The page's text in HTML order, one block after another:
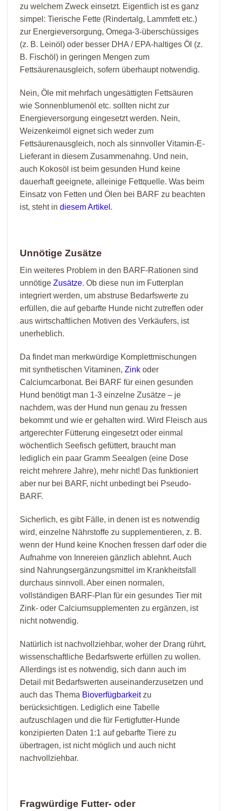
zu welchem Zweck einsetzt. Eigentlich ist es ganz
simpel: Tierische Fette (Rindertalg, Lammfett etc.)
zur Energieversorgung, Omega-3-überschüssiges
(z. B. Leinöl) oder besser DHA / EPA-haltiges Öl (z.
B. Fischöl) in geringen Mengen zum
Fettsäurenausgleich, sofern überhaupt notwendig.
Nein, Öle mit mehrfach ungesättigten Fettsäuren
wie Sonnenblumenöl etc. sollten nicht zur
Energieversorgung eingesetzt werden. Nein,
Weizenkeimöl eignet sich weder zum
Fettsäurenausgleich, noch als sinnvoller Vitamin-E-
Lieferant in diesem Zusammenahng. Und nein,
auch Kokosöl ist beim gesunden Hund keine
dauerhaft geeignete, alleinige Fettquelle. Was beim
Einsatz von Fetten und Ölen bei BARF zu beachten
ist, steht in diesem Artikel .
Unnötige Zusätze
Ein weiteres Problem in den BARF-Rationen sind
unnötige Zusätze. Ob diese nun im Futterplan
integriert werden, um abstruse Bedarfswerte zu
erfüllen, die auf gebarfte Hunde nicht zutreffen oder
aus wirtschaftlichen Motiven des Verkäufers, ist
unerheblich.
Da findet man merkwürdige Komplettmischungen
mit synthetischen Vitaminen, Zink oder
Calciumcarbonat. Bei BARF für einen gesunden
Hund benötigt man 1-3 einzelne Zusätze – je
nachdem, was der Hund nun genau zu fressen
bekommt und wie er gehalten wird. Wird Fleisch aus
artgerechter Fütterung eingesetzt oder einmal
wöchentlich Seefisch gefüttert, braucht man
lediglich ein paar Gramm Seealgen (eine Dose
reicht mehrere Jahre), mehr nicht! Das funktioniert
aber nur bei BARF, nicht unbedingt bei Pseudo-
BARF.
Sicherlich, es gibt Fälle, in denen ist es notwendig
wird, einzelne Nährstoffe zu supplementieren, z. B.
wenn der Hund keine Knochen fressen darf oder die
Aufnahme von Innereien gänzlich ablehnt. Auch
sind Nahrungsergänzungsmittel im Krankheitsfall
durchaus sinnvoll. Aber einen normalen,
vollständigen BARF-Plan für ein gesundes Tier mit
Zink- oder Calciumsupplementen zu ergänzen, ist
nicht notwendig.
Natürlich ist nachvollziehbar, woher der Drang rührt,
wissenschaftliche Bedarfswerte erfüllen zu wollen.
Allerdings ist es notwendig, sich dann auch im
Detail mit Bedarfswerten auseinanderzusetzen und
auch das Thema Bioverfügbarkeitzu
berücksichtigen. Lediglich eine Tabelle
aufzuschlagen und die für Fertigfutter-Hunde
konzipierten Daten 1:1 auf gebarfte Tiere zu
übertragen, ist nicht möglich und auch nicht
nachvollziehbar.
Fragwürdige Futter- oder